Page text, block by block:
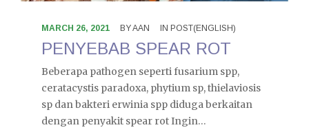
MARCH 26, 2021 BYAAN IN POST(ENGLISH)
PENYEBAB SPEAR ROT
Beberapa pathogen seperti fusarium spp,
ceratacystis paradoxa, phytium sp, thielaviosis
sp dan bakteri erwinia spp diduga berkaitan
dengan penyakit spear rot Ingin…